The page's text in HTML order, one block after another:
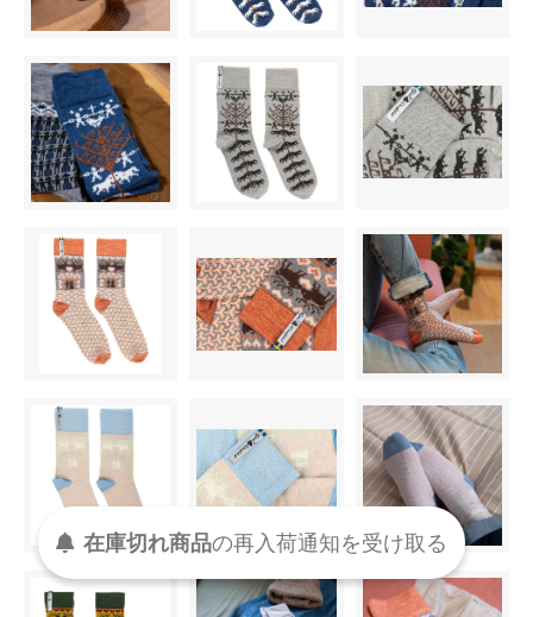
在庫切れ商品の再入荷通知を受け取る